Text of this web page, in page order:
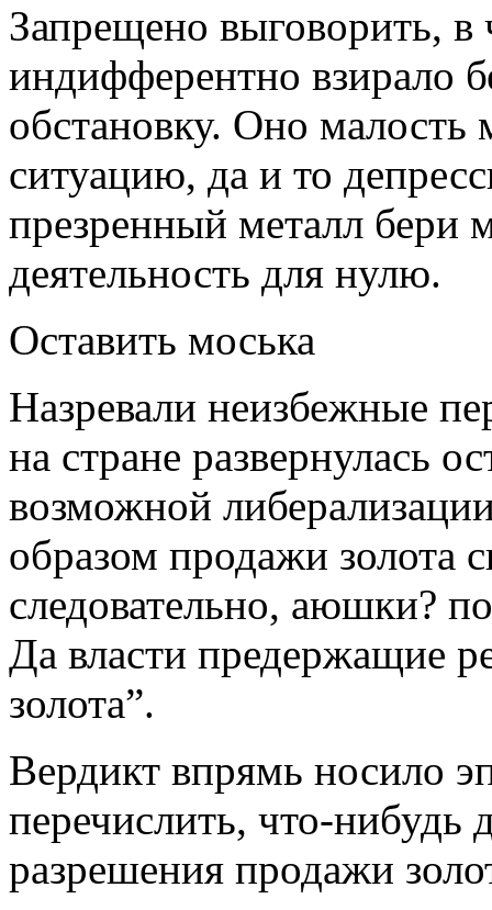
Запрещено выговорить, в
индифферентно взирало
обстановку. Оно малость
ситуацию, да и то
презренный металл бери
деятельность для нулю.
Оставить моська
Назревали неизбежные
на стране развернулась
возможной
образом продажи золота
следовательно, аюшки?
Да власти предержащие
золота”.
Вердикт впрямь носило
перечислить, что-нибудь
разрешения продажи